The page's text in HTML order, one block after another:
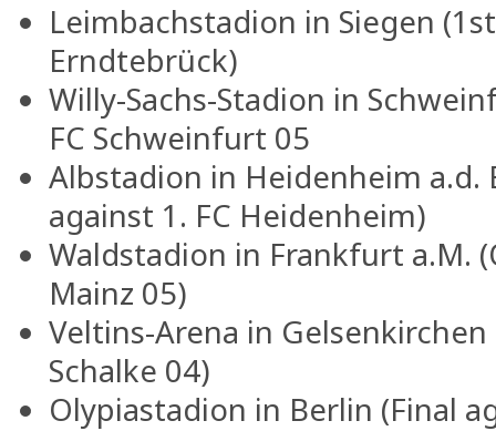
Leimbachstadion in Siegen
Erndtebrück)
Willy-Sachs-Stadion in
FC Schweinfurt 05
Albstadion in Heidenheim a.d.
against 1. FC Heidenheim)
Waldstadion in Frankfurt a.M.
Mainz 05)
Veltins-Arena in
Schalke 04)
Olypiastadion in Berlin (Final